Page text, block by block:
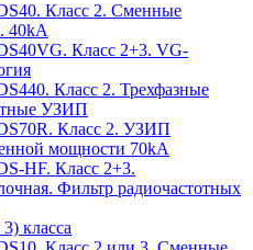
Класс 2. Сменные
40kA
Класс 2+3. VG-
Класс 2. Трехфазные
УЗИП
Класс 2. УЗИП
мощности 70kA
HF. Класс 2+3.
Фильтр радиочастотных
класса